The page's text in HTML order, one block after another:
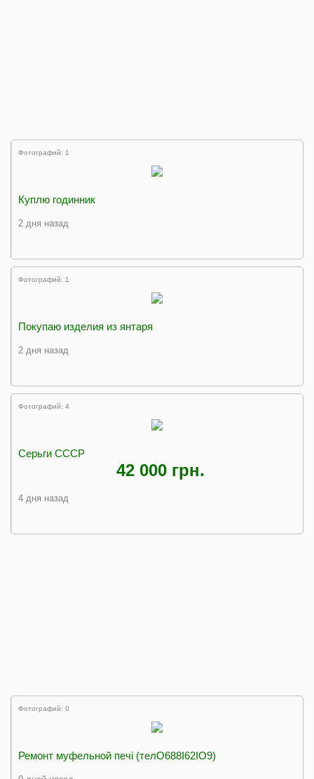
Фотографий: 1
Куплю годинник
2 дня назад
Фотографий: 1
Покупаю изделия из янтаря
2 дня назад
Фотографий: 4
Серьги СССР
42 000 грн.
4 дня назад
Фотографий: 0
Ремонт муфельной печі (телО688І62ІО9)